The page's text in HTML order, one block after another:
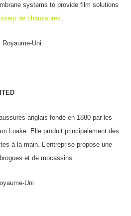
systems to provide film solutions
de chaussures
Royaume-Uni
anglais fondé en 1880 par les
Loake. Elle produit principalement des
à la main. L'entreprise propose une
et de mocassins.
Uni